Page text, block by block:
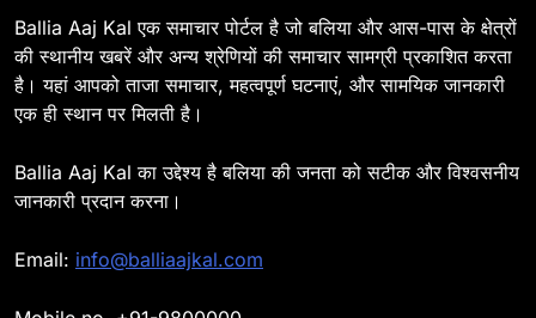
BALLIA NATIONAL
8
के साथ रेलवे स्टेशन व शहर में किया पैदल
BALLIA NATIONAL
Ballia : एकता, अखंडता और राष्ट्रप्रेम
Ballia Aaj Kal एक समाचार पोर्टल है जो बलिया और आस-पास के क्षेत्रों
की स्थानीय खबरें और अन्य श्रेणियों की समाचार सामग्री प्रकाशित करता
है। यहां आपको ताजा समाचार, महत्वपूर्ण घटनाएं, और सामयिक जानकारी
एक ही स्थान पर मिलती है।
Ballia Aaj Kal का उद्देश्य है बलिया की जनता को सटीक और विश्वसनीय
जानकारी प्रदान करना।
Email: info@balliaajkal.com